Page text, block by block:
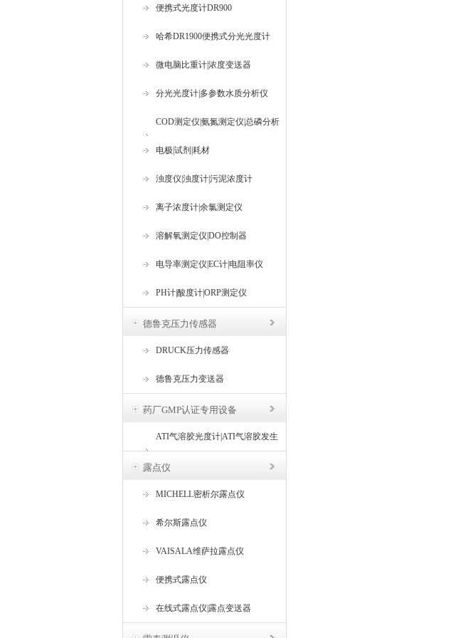
便携式光度计DR900
哈希DR1900便携式分光光度计
微电脑比重计|浓度变送器
分光光度计|多参数水质分析仪
COD测定仪|氨氮测定仪|总磷分析
仪
电极|试剂|耗材
浊度仪|浊度计|污泥浓度计
离子浓度计|余氯测定仪
溶解氧测定仪|DO控制器
电导率测定仪|EC计|电阻率仪
PH计|酸度计|ORP测定仪
德鲁克压力传感器
DRUCK压力传感器
德鲁克压力变送器
药厂GMP认证专用设备
ATI气溶胶光度计|ATI气溶胶发生
器
露点仪
MICHELL密析尔露点仪
希尔斯露点仪
VAISALA维萨拉露点仪
便携式露点仪
在线式露点仪|露点变送器